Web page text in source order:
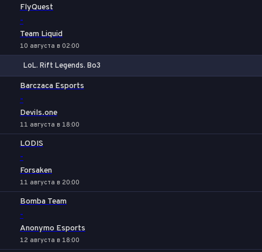
FlyQuest
-
Team Liquid
10 августа в 02:00
LoL. Rift Legends. Bo3
Barczaca Esports
-
Devils.one
11 августа в 18:00
LODIS
-
Forsaken
11 августа в 20:00
Bomba Team
-
Anonymo Esports
12 августа в 18:00